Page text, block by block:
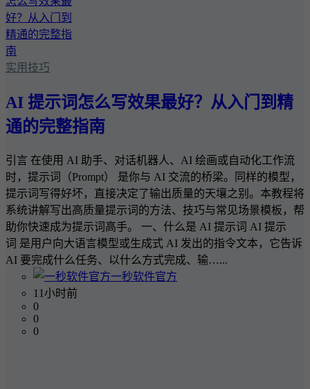
实用技巧
AI 提示词怎么写效果最好？从入门到精
通的完整指南
引言 在使用 AI 助手、对话机器人、AI 绘画或自动化工作流
时，提示词（Prompt） 是你与 AI 交流的桥梁。同样的模型，
提示词写得好坏，直接决定了输出质量的天壤之别。本教程将
系统讲解写出高质量提示词的方法、技巧与常见场景模板，帮
助你快速成为提示词高手。 一、什么是 AI 提示词 AI 提示
词 是用户向大语言模型或生成式 AI 发出的指令文本，它告诉
AI 要完成什么任务、以什么方式完成、输…...
一秒软件官方
11小时前
0
0
0